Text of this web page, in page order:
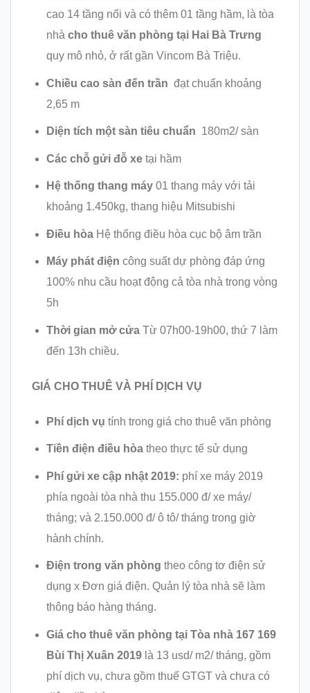
cao 14 tầng nổi và có thêm 01 tầng hầm, là tòa
nhà cho thuê văn phòng tại Hai Bà Trưng
quy mô nhỏ, ở rất gần Vincom Bà Triệu.
Chiều cao sàn đến trần đạt chuẩn khoảng
2,65 m
Diện tích một sàn tiêu chuẩn 180m2/ sàn
Các chỗ gửi đỗ xe tại hầm
Hệ thống thang máy 01 thang máy với tải
khoảng 1.450kg, thang hiệu Mitsubishi
Điều hòa Hệ thống điều hòa cục bộ âm trần
Máy phát điện công suất dự phòng đáp ứng
100% nhu cầu hoạt động cả tòa nhà trong vòng
5h
Thời gian mở cửa Từ 07h00-19h00, thứ 7 làm
đến 13h chiều.
GIÁ CHO THUÊ VÀ PHÍ DỊCH VỤ
Phí dịch vụ tính trong giá cho thuê văn phòng
Tiền điện điều hòa theo thực tế sử dụng
Phí gửi xe cập nhật 2019: phí xe máy 2019
phía ngoài tòa nhà thu 155.000 đ/ xe máy/
tháng; và 2.150.000 đ/ ô tô/ tháng trong giờ
hành chính.
Điện trong văn phòng theo công tơ điện sử
dụng x Đơn giá điện. Quản lý tòa nhà sẽ làm
thông báo hàng tháng.
Giá cho thuê văn phòng tại Tòa nhà 167 169
Bùi Thị Xuân 2019 là 13 usd/ m2/ tháng, gồm
phí dịch vụ, chưa gồm thuế GTGT và chưa có